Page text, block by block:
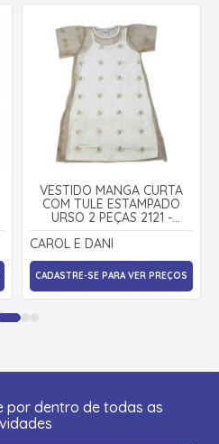
VESTIDO MANGA CURTA
COM TULE ESTAMPADO
URSO 2 PEÇAS 2121 -
CAROL E DANI
CAROL E DANI
CADASTRE-SE PARA VER PREÇOS
por dentro de todas as